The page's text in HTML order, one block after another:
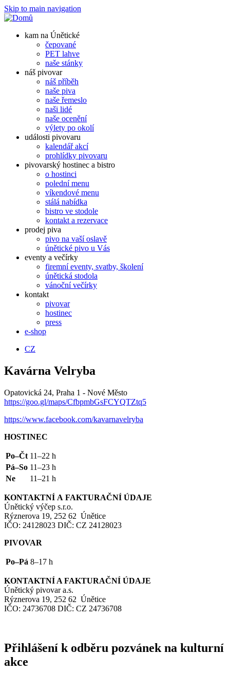
Skip to main navigation
kam na Únětické
čepované
PET lahve
naše stánky
náš pivovar
náš příběh
naše piva
naše řemeslo
naši lidé
naše ocenění
výlety po okolí
události pivovaru
kalendář akcí
prohlídky pivovaru
pivovarský hostinec a bistro
o hostinci
polední menu
víkendové menu
stálá nabídka
bistro ve stodole
kontakt a rezervace
prodej piva
pivo na vaší oslavě
únětické pivo u Vás
eventy a večírky
firemní eventy, svatby, školení
únětická stodola
vánoční večírky
kontakt
pivovar
hostinec
press
e-shop
CZ
Kavárna Velryba
Opatovická 24, Praha 1 - Nové Město
https://goo.gl/maps/CfbpmbGsFCYQTZtq5
https://www.facebook.com/kavarnavelryba
HOSTINEC
Po–Čt 11–22 h
Pá–So 11–23 h
Ne
11–21 h
KONTAKTNÍ A FAKTURAČNÍ ÚDAJE
Únětický výčep s.r.o.
Rýznerova 19, 252 62 Únětice
IČO: 24128023 DIČ: CZ 24128023
PIVOVAR
Po–Pá 8–17 h
KONTAKTNÍ A FAKTURAČNÍ ÚDAJE
Únětický pivovar a.s.
Rýznerova 19, 252 62 Únětice
IČO: 24736708 DIČ: CZ 24736708
Přihlášení k odběru pozvánek na kulturní
akce